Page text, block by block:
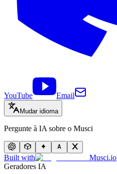
YouTube Email
Mudar idioma
Pergunte à IA sobre o Musci
Built with
Musci.io
Geradores IA